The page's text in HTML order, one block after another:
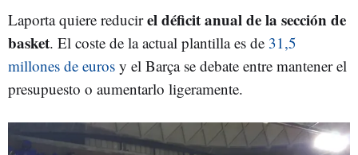
Laporta quiere reducirel déficit anual de la sección de
basket. El coste de la actual plantilla es de 31,5
millones de euros y el Barça se debate entre mantener el
presupuesto o aumentarlo ligeramente.